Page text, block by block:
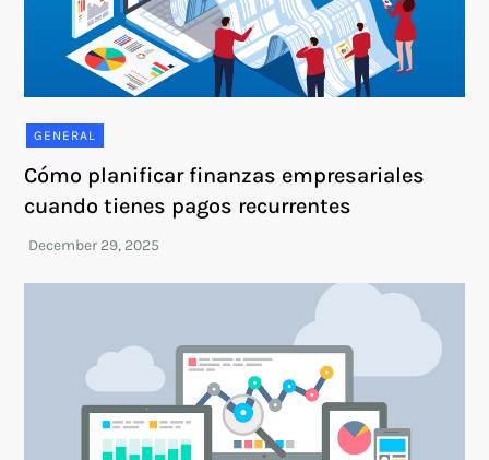
GENERAL
Cómo planificar finanzas empresariales
cuando tienes pagos recurrentes